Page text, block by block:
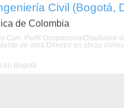
Civil (Bogotá,
de Colombia
Civil. Perfil OcupacionalDiseñador
de obra.Director en obras
en Bogotá